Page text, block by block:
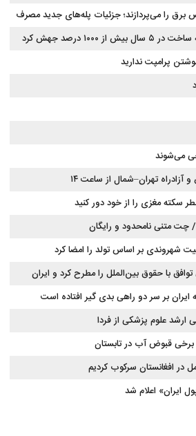
برق را می‌پردازند؛ جزئیات پله‌های جدید مصرف
درصد جهش کرد
پرامپت ندارید
می‌شوند
تهران–شمال از ساعت ۱۴
شهروندی بر اساس تولد را امضا کرد
با حقوق بین‌الملل را مطرح کرد و ایران
ایران بر سر دو راهی بدی گیر افتاده است
ارشد علوم پزشکی از فردا
برخی قبوض آب در تابستان
در افغانستان سرکوب کردیم
ایران» اعلام شد